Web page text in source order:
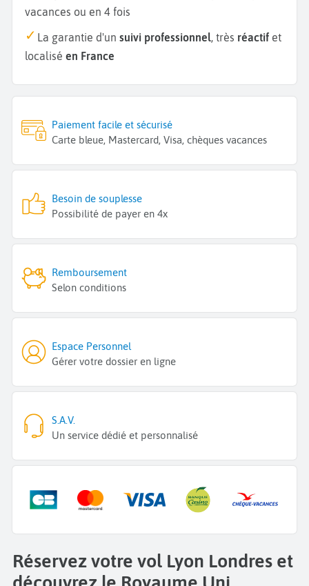
vacances ou en 4 fois
La garantie d'un suivi professionnel, très réactif et
localisé en France
Paiement facile et sécurisé
Carte bleue, Mastercard, Visa, chèques vacances
Besoin de souplesse
Possibilité de payer en 4x
Remboursement
Selon conditions
Espace Personnel
Gérer votre dossier en ligne
S.A.V.
Un service dédié et personnalisé
Réservez votre vol Lyon Londres et